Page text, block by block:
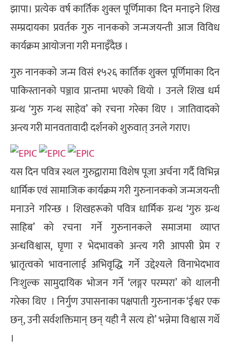
झापा। प्रत्येक वर्ष कार्तिक शुक्ल पूर्णिमाका दिन मनाइने शिख
सम्प्रदायका प्रवर्तक गुरु नानकको जन्मजयन्ती आज विविध
कार्यक्रम आयोजना गरी मनाइँदैछ ।
गुरु नानकको जन्म विसं १५२६ कार्तिक शुक्ल पूर्णिमाका दिन
पाकिस्तानको पञ्जाव प्रान्तमा भएको थियो । उनले शिख धर्म
ग्रन्थ ‘गुरु गन्थ साहेव’ को रचना गरेका थिए । जातिवादको
अन्त्य गरी मानवतावादी दर्शनको शुरुवात् उनले गराए।
यस दिन पवित्र स्थल गुरुद्वारामा विशेष पूजा अर्चना गर्दै विभिन्न
धार्मिक एवं सामाजिक कार्यक्रम गरी गुरुनानकको जन्मजयन्ती
मनाउने गरिन्छ । शिखहरूको पवित्र धार्मिक ग्रन्थ ‘गुरु ग्रन्थ
साहिब’ को रचना गर्ने गुरुनानकले समाजमा व्याप्त
अन्धविश्वास, घृणा र भेदभावको अन्त्य गरी आपसी प्रेम र
भ्रातृत्वको भावनालाई अभिवृद्धि गर्ने उद्देश्यले विनाभेदभाव
निःशुल्क सामुदायिक भोजन गर्ने ‘लङ्गर परम्परा’ को थालनी
गरेका थिए । निर्गुण उपासनाका पक्षपाती गुरुनानक ‘ईश्वर एक
छन्, उनी सर्वशक्तिमान् छन् यही नै सत्य हो’ भन्नेमा विश्वास गर्थे
।